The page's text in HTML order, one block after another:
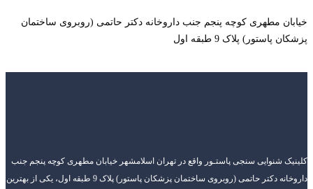
خیابان مطهری کوچه پنجم جنب داروخانه دکتر حاتمی (روبروی ساختمان
پزشکان پاستور) پلاک 9 طبقه اول
کلینیک شنوایی سنجی پاستـور واقع در تهران اسلامشهر خیابان مطهری کوچه پنجم جنب
داروخانه دکتر حاتمی (روبروی ساختمان پزشکان پاستور) پلاک 9 طبقه اول، یکی از بهترین